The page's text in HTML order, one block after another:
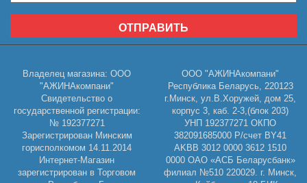
ОТПРАВИТЬ
Владелец магазина: ООО
"АЖИНАкомпани"
Свидетельство о
государственной регистрации:
№ 192377271
Зарегистрирован Минским
горисполкомом 14.11.2014
Интернет-Магазин
зарегистрирован в Торговом
ООО "АЖИНАкомпани"
Республика Беларусь, 220123
г.Минск, ул.В.Хоружей, дом 25,
корпус 3, каб. 2-3,(блок 203)
УНП 192377271 ОКПО
382091685000 Р/счет BY41
AKBB 3012 0000 3612 1510
0000 ОАО «АСБ Беларусбанк»
филиал №510 220029. г. Минск,